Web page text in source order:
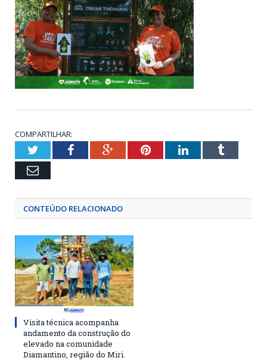
COMPARTILHAR:
TwitterFacebookGoogle+PinterestLinkedInTumblr
Email
CONTEÚDO RELACIONADO
Visita técnica acompanha
andamento da construção do
elevado na comunidade
Diamantino, região do Miri.